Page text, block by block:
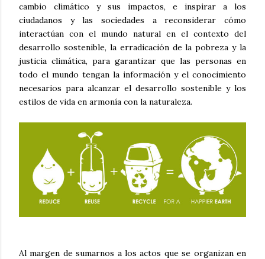
cambio climático y sus impactos, e inspirar a los
ciudadanos y las sociedades a reconsiderar cómo
interactúan con el mundo natural en el contexto del
desarrollo sostenible, la erradicación de la pobreza y la
justicia climática, para garantizar que las personas en
todo el mundo tengan la información y el conocimiento
necesarios para alcanzar el desarrollo sostenible y los
estilos de vida en armonía con la naturaleza.
Al margen de sumarnos a los actos que se organizan en